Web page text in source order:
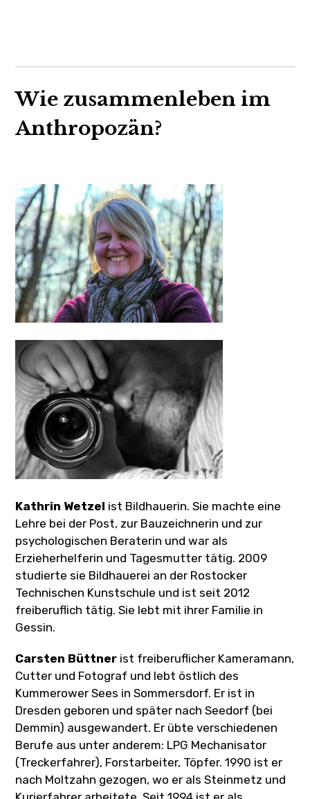
Wie zusammenleben im
Anthropozän?
Kathrin Wetzel ist Bildhauerin. Sie machte eine
Lehre bei der Post, zur Bauzeichnerin und zur
psychologischen Beraterin und war als
Erzieherhelferin und Tagesmutter tätig. 2009
studierte sie Bildhauerei an der Rostocker
Technischen Kunstschule und ist seit 2012
freiberuflich tätig. Sie lebt mit ihrer Familie in
Gessin.
Carsten Büttner ist freiberuflicher Kameramann,
Cutter und Fotograf und lebt östlich des
Kummerower Sees in Sommersdorf. Er ist in
Dresden geboren und später nach Seedorf (bei
Demmin) ausgewandert. Er übte verschiedenen
Berufe aus unter anderem: LPG Mechanisator
(Treckerfahrer), Forstarbeiter, Töpfer. 1990 ist er
nach Moltzahn gezogen, wo er als Steinmetz und